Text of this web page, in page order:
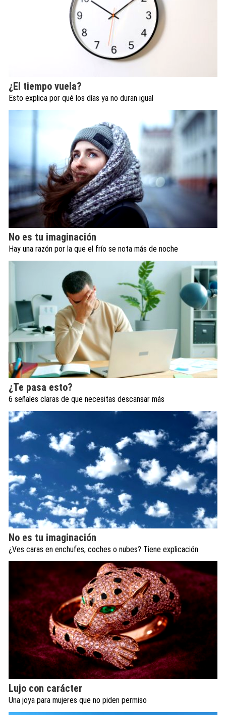
¿El tiempo vuela?
Esto explica por qué los días ya no duran igual
No es tu imaginación
Hay una razón por la que el frío se nota más de noche
¿Te pasa esto?
6 señales claras de que necesitas descansar más
No es tu imaginación
¿Ves caras en enchufes, coches o nubes? Tiene explicación
Lujo con carácter
Una joya para mujeres que no piden permiso